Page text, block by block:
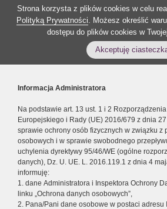
Strona korzysta z plików cookies w celu
Polityką Prywatności. Możesz określić
dostępu do plików cookies w
Akceptuję
Informacja Administratora
Na podstawie art. 13 ust. 1 i 2
Europejskiego i Rady (UE) 2016/679 z dnia
sprawie ochrony osób fizycznych w związku z
osobowych i w sprawie swobodnego
uchylenia dyrektywy 95/46/WE (ogólne
danych), Dz. U. UE. L. 2016.119.1 z dnia 4
informuję:
1. dane Administratora i Inspektora Ochrony
linku „Ochrona danych osobowych”,
2. Pana/Pani dane osobowe w postaci adresu